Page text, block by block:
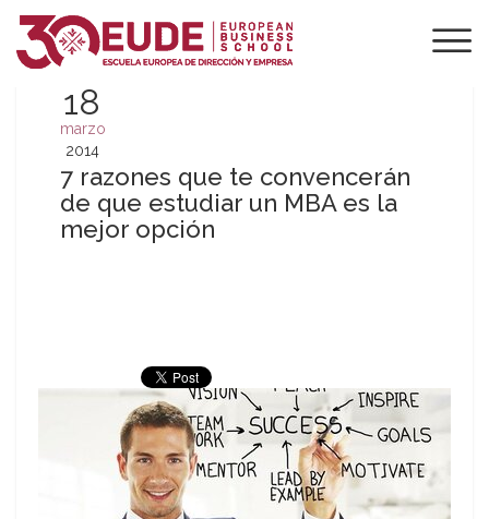
18
marzo
2014
7 razones que te convencerán
de que estudiar un MBA es la
mejor opción